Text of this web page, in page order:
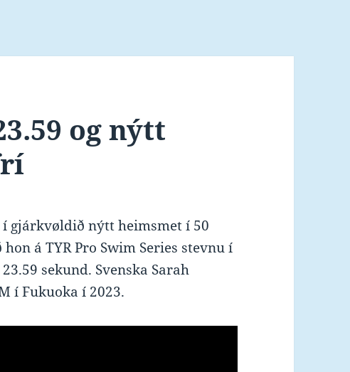
og nýtt
gjárkvøldið nýtt heimsmet í 50
á TYR Pro Swim Series stevnu í
sekund. Svenska Sarah
í Fukuoka í 2023.